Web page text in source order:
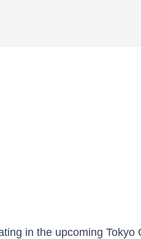
in the upcoming Tokyo